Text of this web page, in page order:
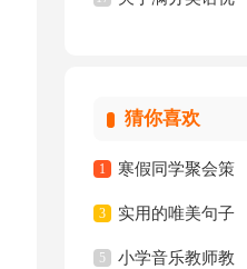
猜你喜欢
1 寒假同学聚会策
划书
3 实用的唯美句子
65条
5 小学音乐教师教